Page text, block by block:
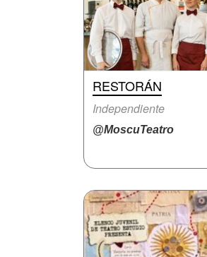
RESTORÁN
Independiente
@MoscuTeatro